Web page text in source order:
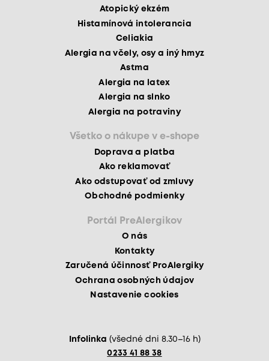
Atopický ekzém
Histamínová intolerancia
Celiakia
Alergia na včely, osy a iný hmyz
Astma
Alergia na latex
Alergia na slnko
Alergia na potraviny
Všetko o nákupe v e-shope
Doprava a platba
Ako reklamovať
Ako odstupovať od zmluvy
Obchodné podmienky
Portál PreAlergikov
O nás
Kontakty
Zaručená účinnosť ProAlergiky
Ochrana osobných údajov
Nastavenie cookies
Infolinka (všedné dni 8.30–16 h)
0233 41 88 38